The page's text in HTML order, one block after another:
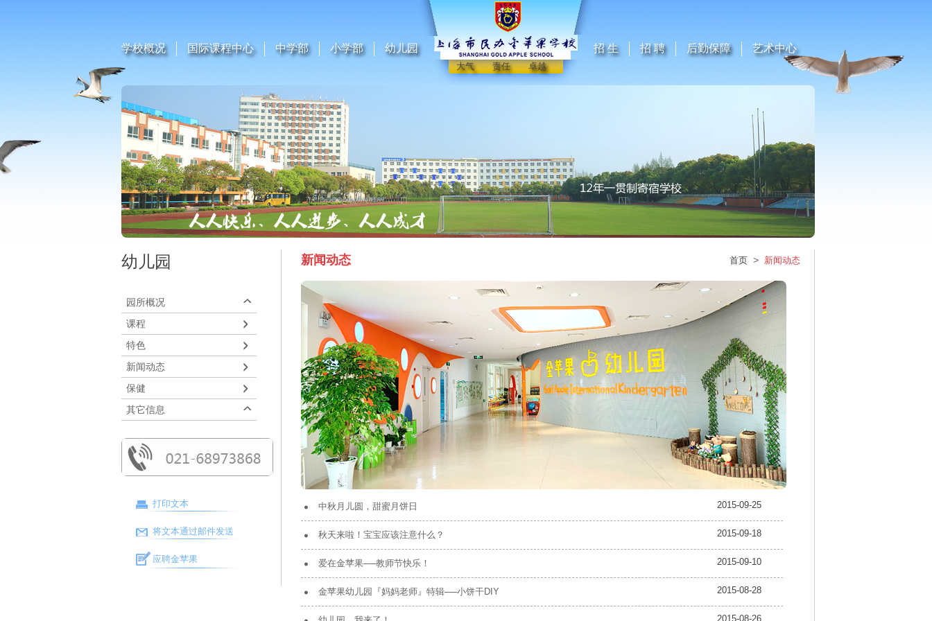
学校概况 国际课程中心 中学部 小学部 幼儿园
大气 责任 卓越
招 生 招 聘 后勤保障 艺术中心
幼儿园
园所概况
课程
特色
新闻动态
保健
其它信息
打印文本
将文本通过邮件发送
应聘金苹果
新闻动态 首页 > 新闻动态
中秋月儿圆，甜蜜月饼日 2015-09-25
秋天来啦！宝宝应该注意什么？ 2015-09-18
爱在金苹果──教师节快乐！ 2015-09-10
金苹果幼儿园『妈妈老师』特辑──小饼干DIY 2015-08-28
2015-08-26